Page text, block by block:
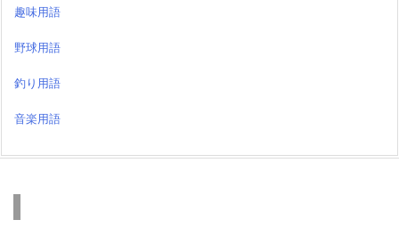
趣味用語
野球用語
釣り用語
音楽用語